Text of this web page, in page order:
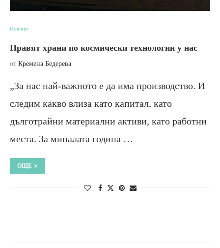
Новини
Правят храни по космически технологии у нас
от Кремена Бедерева
„За нас най-важното е да има производство. И
следим какво влиза като капитал, като
дълготрайни материални активи, като работни
места. За миналата година …
ОЩЕ